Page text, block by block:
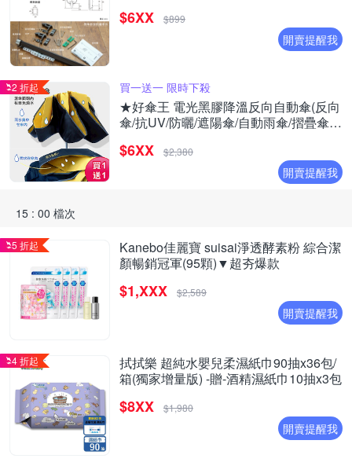
$6XX $899
開賣提醒我
2 折起 買一送一 限時下殺
★好傘王 電光黑膠降溫反向自動傘(反向
傘/抗UV/防曬/遮陽傘/自動雨傘/摺疊傘降
$6XX $2,380
開賣提醒我
15 : 00 檔次
5 折起
Kanebo佳麗寶 suisai淨透酵素粉 綜合潔
顏暢銷冠軍(95顆)▼超夯爆款
$1,XXX $2,589
開賣提醒我
4 折起
拭拭樂 超純水嬰兒柔濕紙巾90抽x36包/
箱(獨家增量版) -贈-酒精濕紙巾10抽x3包
$8XX $1,980
開賣提醒我